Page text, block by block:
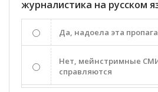
журналистика на русском
Да, надоела эта
Нет, мейнстримные
справляются